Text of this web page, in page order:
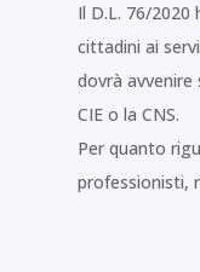
Il D.L. 76/2020
cittadini ai
dovrà
CIE o la CNS.
Per quanto
professionisti,